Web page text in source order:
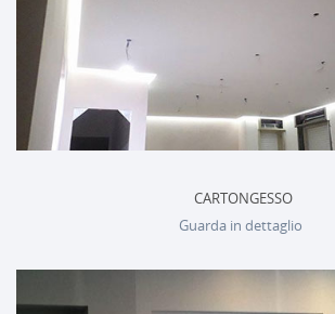
CARTONGESSO
Guarda in dettaglio